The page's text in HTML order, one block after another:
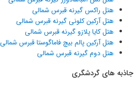
هتل راکس گیرنه قبرس شمالی
هتل آرکین کلونی گیرنه قبرس شمالی
هتل کایا پلازو گیرنه قبرس شمالی
هتل آرکین پالم بیچ فاماگوستا قبرس شمالی
هتل دوم گیرنه قبرس شمالی
جاذبه های گردشگری